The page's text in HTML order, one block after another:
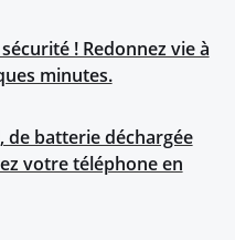
! Redonnez vie à
minutes.
de batterie déchargée
votre téléphone en